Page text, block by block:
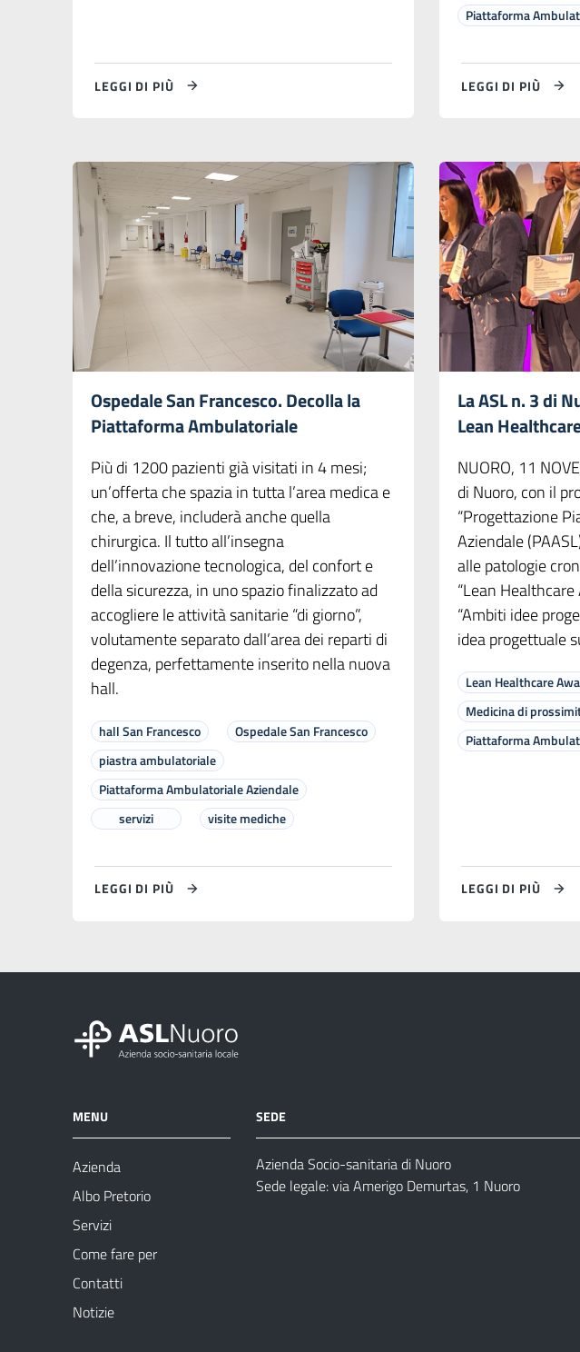
LEGGI DI PIÙ
Piattaforma
LEGGI DI PIÙ
Ospedale San Francesco. Decolla la
Piattaforma Ambulatoriale
Più di 1200 pazienti già visitati in 4 mesi;
un’offerta che spazia in tutta l’area medica e
che, a breve, includerà anche quella
chirurgica. Il tutto all’insegna
dell’innovazione tecnologica, del confort e
della sicurezza, in uno spazio finalizzato ad
accogliere le attività sanitarie “di giorno”,
volutamente separato dall’area dei reparti di
degenza, perfettamente inserito nella nuova
hall.
hall San Francesco
Ospedale San Francesco
piastra ambulatoriale
Piattaforma Ambulatoriale Aziendale
servizi
visite mediche
LEGGI DI PIÙ
La ASL n. 3 di
Lean
NUORO, 11
di Nuoro, con il
“Progettazione
Aziendale
alle patologie
“Lean
“Ambiti idee
idea progettuale
Lean Healthcare
Medicina di
Piattaforma
LEGGI DI PIÙ
MENU
Azienda
Albo Pretorio
Servizi
Come fare per
Contatti
Notizie
SEDE
Azienda Socio-sanitaria di Nuoro
Sede legale: via Amerigo Demurtas, 1 Nuoro